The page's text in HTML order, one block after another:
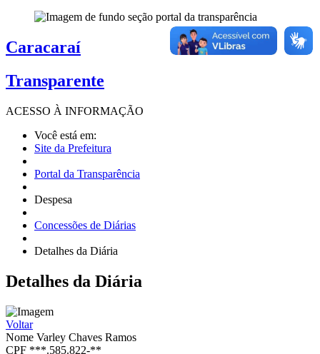
Caracaraí
Transparente
ACESSO À INFORMAÇÃO
Você está em:
Site da Prefeitura
Portal da Transparência
Despesa
Concessões de Diárias
Detalhes da Diária
Detalhes da Diária
Voltar
Nome Varley Chaves Ramos
CPF ***.585.822-**